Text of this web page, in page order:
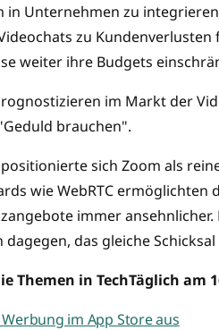
in Unternehmen zu
zu
weiter ihre Budgets
im Markt der
brauchen".
positionierte sich Zoom als
wie WebRTC
immer
dagegen, das gleiche
Themen in TechTäglich am
im App Store aus